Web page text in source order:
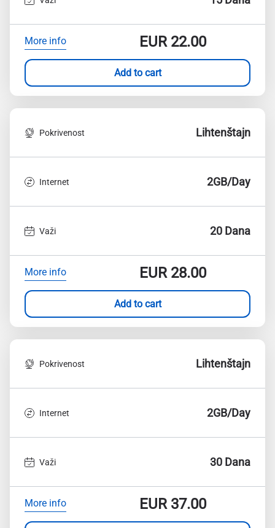
More info EUR22.00
Add to cart
Pokrivenost Lihtenštajn
Internet 2GB/Day
Važi 20 Dana
More info EUR28.00
Add to cart
Pokrivenost Lihtenštajn
Internet 2GB/Day
Važi 30 Dana
More info EUR37.00